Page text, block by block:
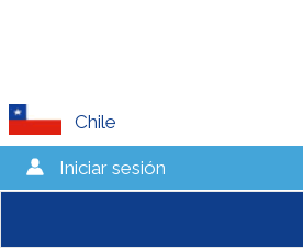
Chile
Iniciar sesión